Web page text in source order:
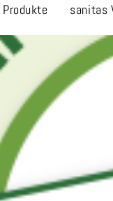
Produkte sanitas